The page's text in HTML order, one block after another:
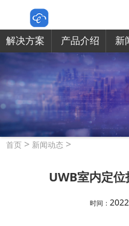
解决方案 产品介绍 新
首页 > 新闻动态 >
UWB室内定
时间：